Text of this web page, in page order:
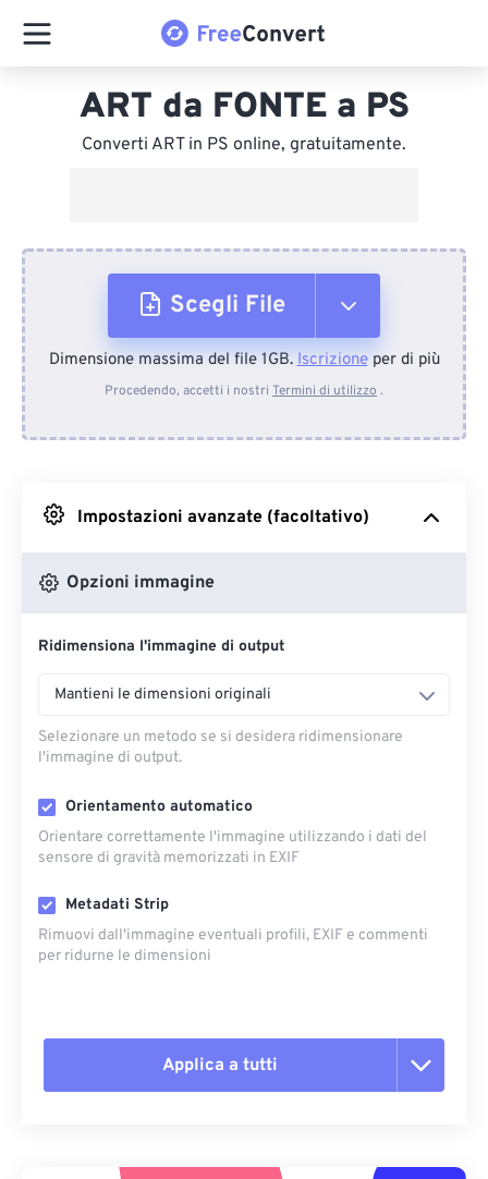
ART da FONTE a PS
Converti ART in PS online, gratuitamente.
Scegli File
Dal dispositivo
Da Google Drive
Dimensione massima del file 1GB.Iscrizioneper di più
Procedendo, accetti i nostri Termini di utilizzo .
Impostazioni avanzate (facoltativo)
Opzioni immagine
Ridimensiona l'immagine di output
Mantieni le dimensioni originali
Selezionare un metodo se si desidera ridimensionare
l'immagine di output.
Orientamento automatico
Orientare correttamente l'immagine utilizzando i dati del
sensore di gravità memorizzati in EXIF
Metadati Strip
Rimuovi dall'immagine eventuali profili, EXIF ​​e commenti
per ridurne le dimensioni
Applica a tutti
Applica da preimpostazione